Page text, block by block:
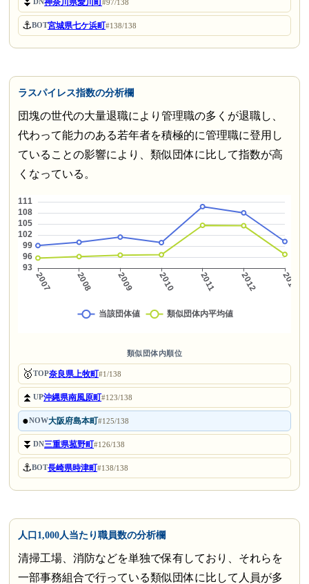
DN #97/138
⚓BOT宮城県七ケ浜町#138/138
ラスパイレス指数の分析欄
団塊の世代の大量退職により管理職の多くが退職し、
代わって能力のある若年者を積極的に管理職に登用し
ていることの影響により、類似団体に比して指数が高
くなっている。
類似団体内順位
🥇TOP奈良県上牧町#1/138
⏫UP沖縄県南風原町#123/138
●NOW大阪府島本町#125/138
⏬DN三重県菰野町#126/138
⚓BOT長崎県時津町#138/138
人口1,000人当たり職員数の分析欄
清掃工場、消防などを単独で保有しており、それらを
一部事務組合で行っている類似団体に比して人員が多